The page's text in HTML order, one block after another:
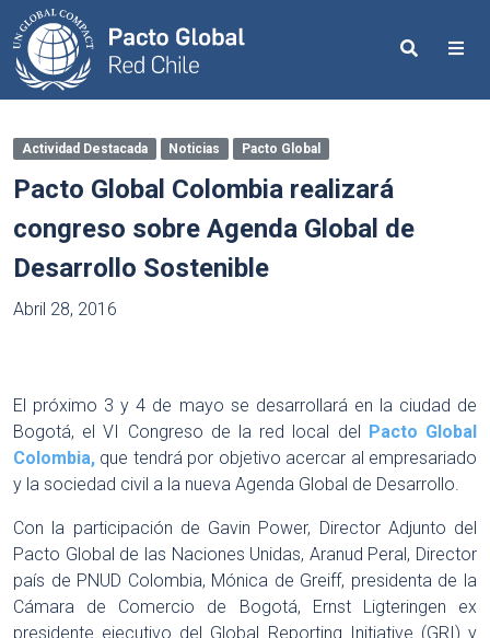
Search
Actividad Destacada Noticias Pacto Global
Pacto Global Colombia realizará
congreso sobre Agenda Global de
Desarrollo Sostenible
Abril 28, 2016
El próximo 3 y 4 de mayo se desarrollará en la ciudad de
Bogotá, el VI Congreso de la red local del Pacto Global
Colombia, que tendrá por objetivo acercar al empresariado
y la sociedad civil a la nueva Agenda Global de Desarrollo.
Con la participación de Gavin Power, Director Adjunto del
Pacto Global de las Naciones Unidas, Aranud Peral, Director
país de PNUD Colombia, Mónica de Greiff, presidenta de la
Cámara de Comercio de Bogotá, Ernst Ligteringen ex
presidente ejecutivo del Global Reporting Initiative (GRI) y